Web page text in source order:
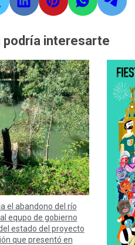
podría interesarte
el abandono del río
equpo de gobierno
estado del proyecto
que presentó en